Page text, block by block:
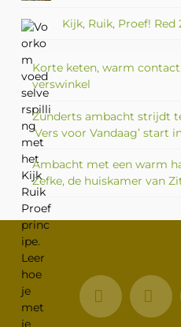
Kijk, Ruik, Proef!
Korte keten, warm
verswinkel
Zunderts ambacht strijdt
‘Vers voor Vandaag’ start
Ambacht met een warm
Zefke, de huiskamer van